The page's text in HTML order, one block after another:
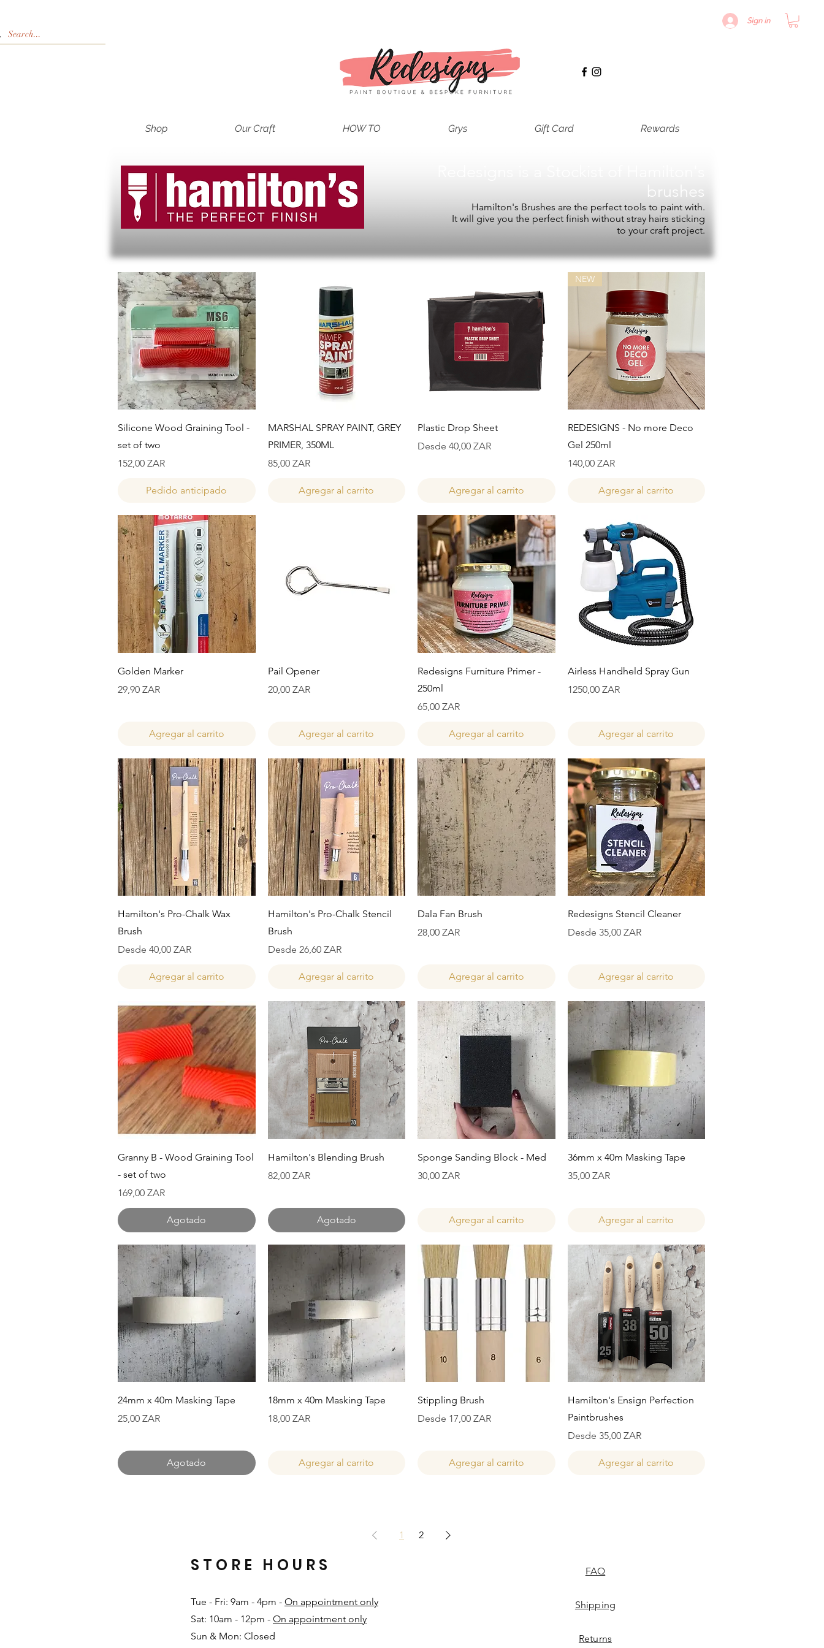
Sign in
Shop Our Craft HOW TO Grys Gift Card Rewards
brushes
Hamilton's Brushes are the perfect tools to paint with.
It will give you the perfect finish without stray hairs sticking
to your craft project.
Vista rápida
Silicone Wood Graining Tool -
set of two
Precio
152,00 ZAR
Pedido anticipado
Vista rápida
MARSHAL SPRAY PAINT, GREY
PRIMER, 350ML
Precio
85,00 ZAR
Agregar al carrito
Vista rápida
Plastic Drop Sheet
Desde 40,00 ZAR
Precio de oferta
Agregar al carrito
Vista rápida
NEW
REDESIGNS - No more Deco
Gel 250ml
Precio
140,00 ZAR
Agregar al carrito
Vista rápida
Golden Marker
Precio
29,90 ZAR
Agregar al carrito
Vista rápida
Pail Opener
Precio
20,00 ZAR
Agregar al carrito
Vista rápida
Redesigns Furniture Primer -
250ml
Precio
65,00 ZAR
Agregar al carrito
Vista rápida
Airless Handheld Spray Gun
Precio
1250,00 ZAR
Agregar al carrito
Vista rápida
Hamilton's Pro-Chalk Wax
Brush
Desde 40,00 ZAR
Precio de oferta
Agregar al carrito
Vista rápida
Hamilton's Pro-Chalk Stencil
Brush
Desde 26,60 ZAR
Precio de oferta
Agregar al carrito
Vista rápida
Dala Fan Brush
Precio
28,00 ZAR
Agregar al carrito
Vista rápida
Redesigns Stencil Cleaner
Desde 35,00 ZAR
Precio de oferta
Agregar al carrito
Vista rápida
Granny B - Wood Graining Tool
- set of two
Precio
169,00 ZAR
Agotado
Vista rápida
Hamilton's Blending Brush
Precio
82,00 ZAR
Agotado
Vista rápida
Sponge Sanding Block - Med
Precio
30,00 ZAR
Agregar al carrito
Vista rápida
36mm x 40m Masking Tape
Precio
35,00 ZAR
Agregar al carrito
Vista rápida
24mm x 40m Masking Tape
Precio
25,00 ZAR
Agotado
Vista rápida
18mm x 40m Masking Tape
Precio
18,00 ZAR
Agregar al carrito
Vista rápida
Stippling Brush
Desde 17,00 ZAR
Precio de oferta
Agregar al carrito
Vista rápida
Hamilton's Ensign Perfection
Paintbrushes
Desde 35,00 ZAR
Precio de oferta
Agregar al carrito
1 2
Tue - Fri: 9am - 4pm - On appointment only
Sat: 10am - 12pm - On appointment only
Sun & Mon: Closed​
STORE HOURS FAQ
Shipping
Returns